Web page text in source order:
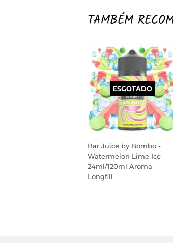
TAMBÉM
ESGOTADO
Bar Juice by Bombo -
Watermelon Lime Ice
24ml/120ml Aroma
Longfill